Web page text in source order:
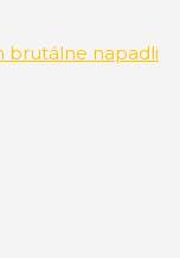
brutálne napadli